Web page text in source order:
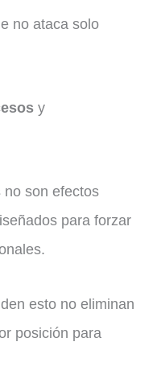
no ataca solo
y
no son efectos
para forzar
esto no eliminan
posición para